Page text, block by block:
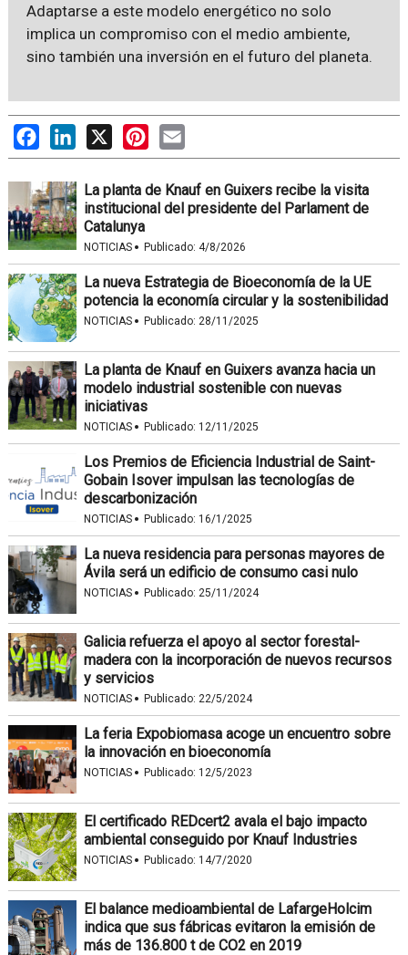
Adaptarse a este modelo energético no solo
implica un compromiso con el medio ambiente,
sino también una inversión en el futuro del planeta.
FacebookLinkedIn
X PinterestEmail
La planta de Knauf en Guixers recibe la visita
institucional del presidente del Parlament de
Catalunya
NOTICIAS · Publicado: 4/8/2026
La nueva Estrategia de Bioeconomía de la UE
potencia la economía circular y la sostenibilidad
NOTICIAS · Publicado: 28/11/2025
La planta de Knauf en Guixers avanza hacia un
modelo industrial sostenible con nuevas
iniciativas
NOTICIAS · Publicado: 12/11/2025
Los Premios de Eficiencia Industrial de Saint-
Gobain Isover impulsan las tecnologías de
descarbonización
NOTICIAS · Publicado: 16/1/2025
La nueva residencia para personas mayores de
Ávila será un edificio de consumo casi nulo
NOTICIAS · Publicado: 25/11/2024
Galicia refuerza el apoyo al sector forestal-
madera con la incorporación de nuevos recursos
y servicios
NOTICIAS · Publicado: 22/5/2024
La feria Expobiomasa acoge un encuentro sobre
la innovación en bioeconomía
NOTICIAS · Publicado: 12/5/2023
El certificado REDcert2 avala el bajo impacto
ambiental conseguido por Knauf Industries
NOTICIAS · Publicado: 14/7/2020
El balance medioambiental de LafargeHolcim
indica que sus fábricas evitaron la emisión de
más de 136.800 t de CO2 en 2019